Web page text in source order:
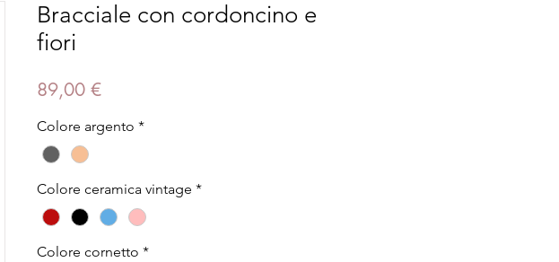
Bracciale con cordoncino e
fiori
89,00 €Prezzo
Colore argento *
Colore ceramica vintage *
Colore cornetto *